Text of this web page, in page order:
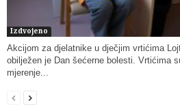
Izdvojeno
Akcijom za djelatnike u dječjim vrtićima
obilježen je Dan šećerne bolesti. Vrtićima
mjerenje...